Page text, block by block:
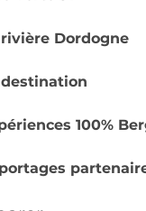
Dordogne
destination
100%